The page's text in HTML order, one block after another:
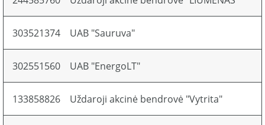
303521374 UAB "Sauruva"
302551560 UAB "EnergoLT"
133858826 Uždaroji akcinė bendrovė "Vytrita"